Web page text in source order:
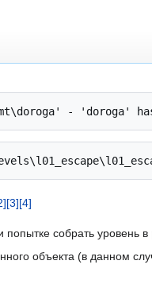
] [3] [4]
попытке собрать
объекта (в данном